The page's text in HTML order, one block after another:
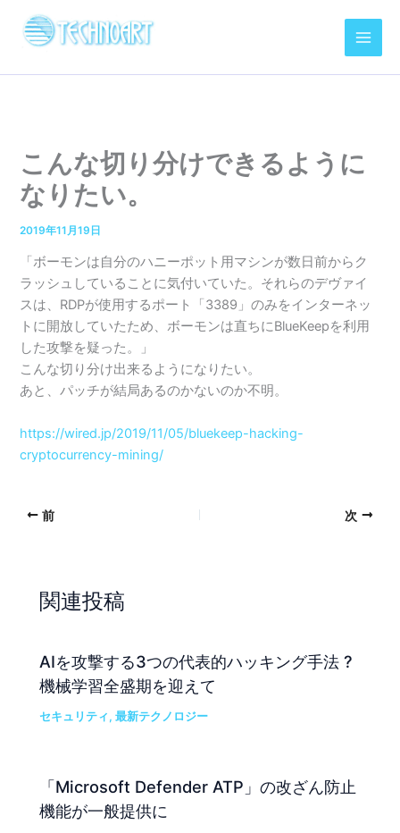
ス
こんな切り分けできるように
なりたい。
2019年11月19日
「ボーモンは自分のハニーポット用マシンが数日前からク
ラッシュしていることに気付いていた。それらのデヴァイ
スは、RDPが使用するポート「3389」のみをインターネッ
トに開放していたため、ボーモンは直ちにBlueKeepを利用
した攻撃を疑った。」
こんな切り分け出来るようになりたい。
あと、パッチが結局あるのかないのか不明。
https://wired.jp/2019/11/05/bluekeep-hacking-
cryptocurrency-mining/
前 次
関連投稿
AIを攻撃する3つの代表的ハッキング手法 ?
機械学習全盛期を迎えて
セキュリティ ,最新テクノロジー
「Microsoft Defender ATP」の改ざん防止
機能が一般提供に